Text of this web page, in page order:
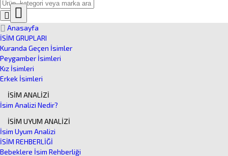
CloseÜrün
Arama
Anasayfa
İSİM GRUPLARI
Kuranda Geçen İsimler
Peygamber İsimleri
Kız İsimleri
Erkek İsimleri
İSİM ANALİZİ
İsim Analizi Nedir?
İSİM UYUM ANALİZİ
İsim Uyum Analizi
İSİM REHBERLİĞİ
Bebeklere İsim Rehberliği